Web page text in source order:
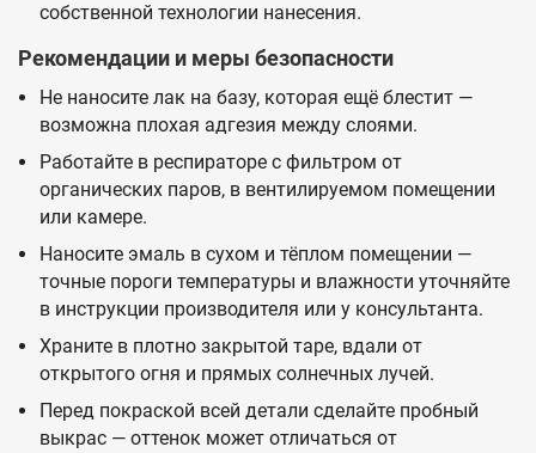
собственной технологии нанесения.
Рекомендации и меры безопасности
Не наносите лак на базу, которая ещё блестит —
возможна плохая адгезия между слоями.
Работайте в респираторе с фильтром от
органических паров, в вентилируемом помещении
или камере.
Наносите эмаль в сухом и тёплом помещении —
точные пороги температуры и влажности уточняйте
в инструкции производителя или у консультанта.
Храните в плотно закрытой таре, вдали от
открытого огня и прямых солнечных лучей.
Перед покраской всей детали сделайте пробный
выкрас — оттенок может отличаться от